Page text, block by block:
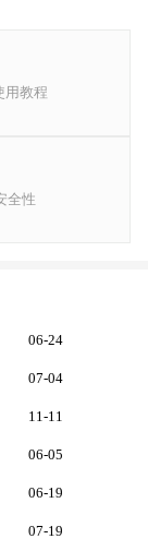
用教程
全性
06-24
07-04
11-11
06-05
06-19
07-19